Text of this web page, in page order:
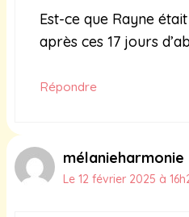
Est-ce que Rayne
après ces 17 jours
Répondre
mélanieharmonie
Le 12 février 2025 à